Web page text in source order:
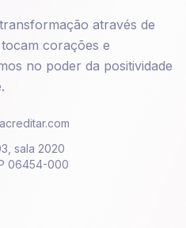
através de
corações e
no poder da positividade
sala 2020
06454-000